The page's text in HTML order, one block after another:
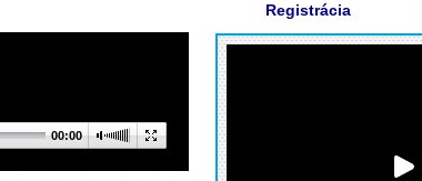
00:00
Registrácia